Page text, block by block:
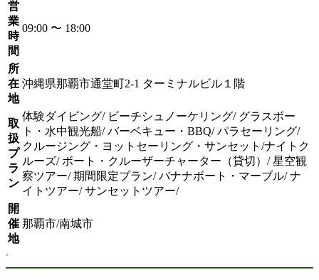
営
業
時
間
09:00 〜 18:00
所
在
地
沖縄県那覇市通堂町2-1 ターミナルビル１階
取
扱
プ
ラ
ン
体験ダイビング/ ビーチシュノーケリング/ グラスボー
ト・水中観光船/ バーベキュー・BBQ/ パラセーリング/
クルージング・ヨットセーリング・サンセット/ナイトク
ルーズ/ ボート・クルーザーチャーター（貸切）/ 星空観
察ツアー/ 期間限定プラン/ バナナボート・マーブル/ ナ
イトツアー/ サンセットツアー/
開
催
地
那覇市/南城市